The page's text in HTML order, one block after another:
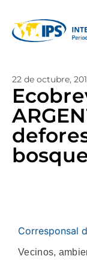
22 de octubre,
Corresponsal
Vecinos,